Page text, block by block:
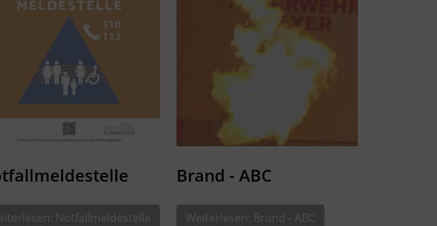
Notfallmeldestelle
Brand - ABC
Weiterlesen: Brand - ABC